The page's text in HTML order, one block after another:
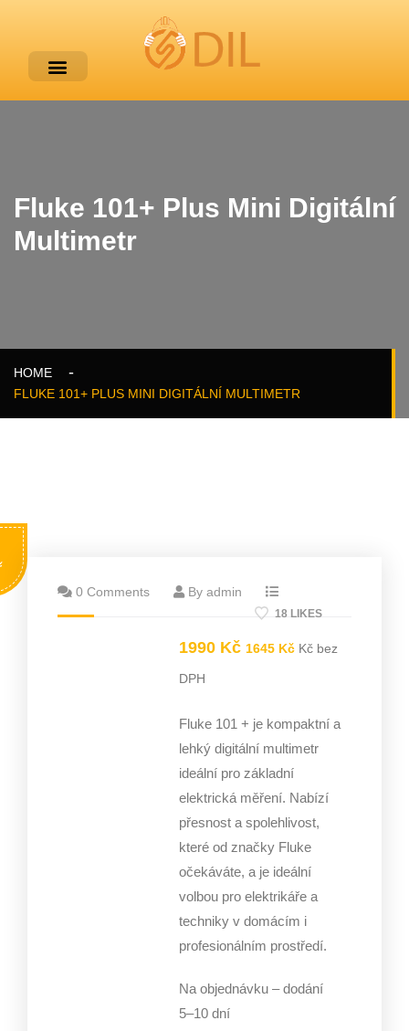
Fluke 101+ Plus Mini Digitální
Multimetr
HOME
FLUKE 101+ PLUS MINI DIGITÁLNÍ MULTIMETR
0 Comments By admin
18 LIKES
1990 Kč 1645 KčKč bez
DPH
Fluke 101 + je kompaktní a
lehký digitální multimetr
ideální pro základní
elektrická měření. Nabízí
přesnost a spolehlivost,
které od značky Fluke
očekáváte, a je ideální
volbou pro elektrikáře a
techniky v domácím i
profesionálním prostředí.
Na objednávku – dodání
5–10 dní